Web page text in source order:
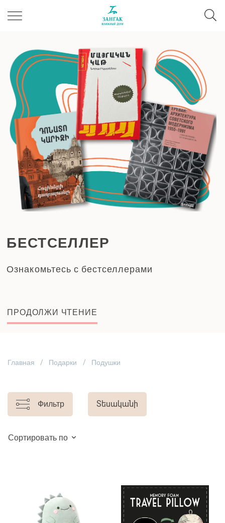
БЕСТСЕЛЛЕР
Ознакомьтесь с бестселлерами
ПРОДОЛЖИ ЧТЕНИЕ
Главная Подарки Подушки
Фильтр Տեսականի
Сортировать по